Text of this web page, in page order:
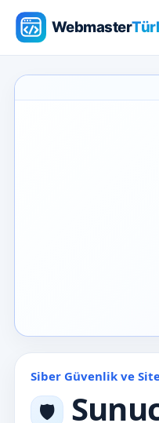
Siber Güvenlik ve
🛡️